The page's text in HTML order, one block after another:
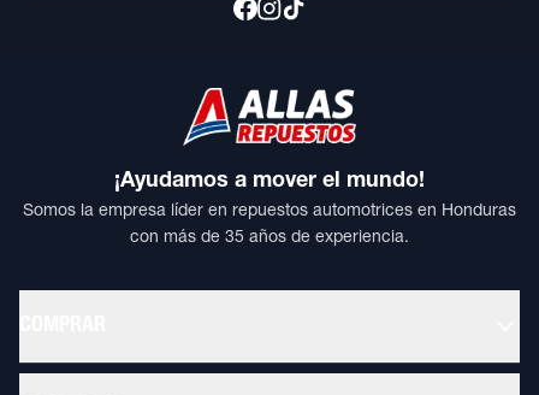
¡Ayudamos a mover el mundo!
Somos la empresa líder en repuestos automotrices en Honduras
con más de 35 años de experiencia.